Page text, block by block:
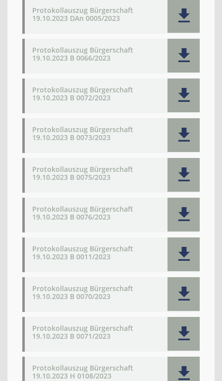
Protokollauszug Bürgerschaft
19.10.2023 DAn 0005/2023
Protokollauszug Bürgerschaft
19.10.2023 B 0066/2023
Protokollauszug Bürgerschaft
19.10.2023 B 0072/2023
Protokollauszug Bürgerschaft
19.10.2023 B 0073/2023
Protokollauszug Bürgerschaft
19.10.2023 B 0075/2023
Protokollauszug Bürgerschaft
19.10.2023 B 0076/2023
Protokollauszug Bürgerschaft
19.10.2023 B 0011/2023
Protokollauszug Bürgerschaft
19.10.2023 B 0070/2023
Protokollauszug Bürgerschaft
19.10.2023 B 0071/2023
Protokollauszug Bürgerschaft
19.10.2023 H 0108/2023